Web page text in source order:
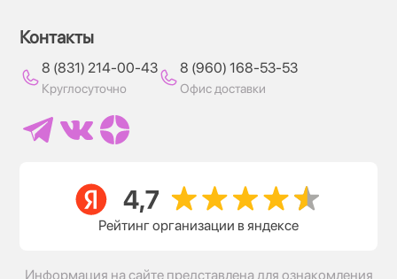
Контакты
8 (831) 214-00-43
Круглосуточно
8 (960) 168-53-53
Офис доставки
Рейтинг организации в яндексе
Информация на сайте представлена для ознакомления